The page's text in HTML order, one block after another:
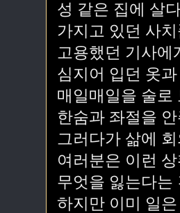
성 같은 집에 살
가지고 있던 사
고용했던 기사에
심지어 입던 옷
매일매일을 술로
한숨과 좌절을
그러다가 삶에
여러분은 이런
무엇을 잃는다는
하지만 이미 일